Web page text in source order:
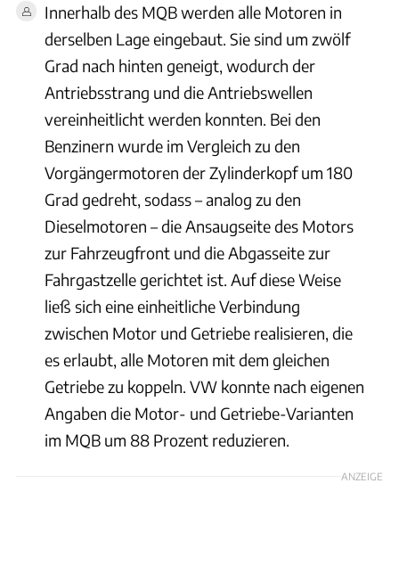
Innerhalb des MQB werden alle Motoren in
derselben Lage eingebaut. Sie sind um zwölf
Grad nach hinten geneigt, wodurch der
Antriebsstrang und die Antriebswellen
vereinheitlicht werden konnten. Bei den
Benzinern wurde im Vergleich zu den
Vorgängermotoren der Zylinderkopf um 180
Grad gedreht, sodass – analog zu den
Dieselmotoren – die Ansaugseite des Motors
zur Fahrzeugfront und die Abgasseite zur
Fahrgastzelle gerichtet ist. Auf diese Weise
ließ sich eine einheitliche Verbindung
zwischen Motor und Getriebe realisieren, die
es erlaubt, alle Motoren mit dem gleichen
Getriebe zu koppeln. VW konnte nach eigenen
Angaben die Motor- und Getriebe-Varianten
im MQB um 88 Prozent reduzieren.
ANZEIGE